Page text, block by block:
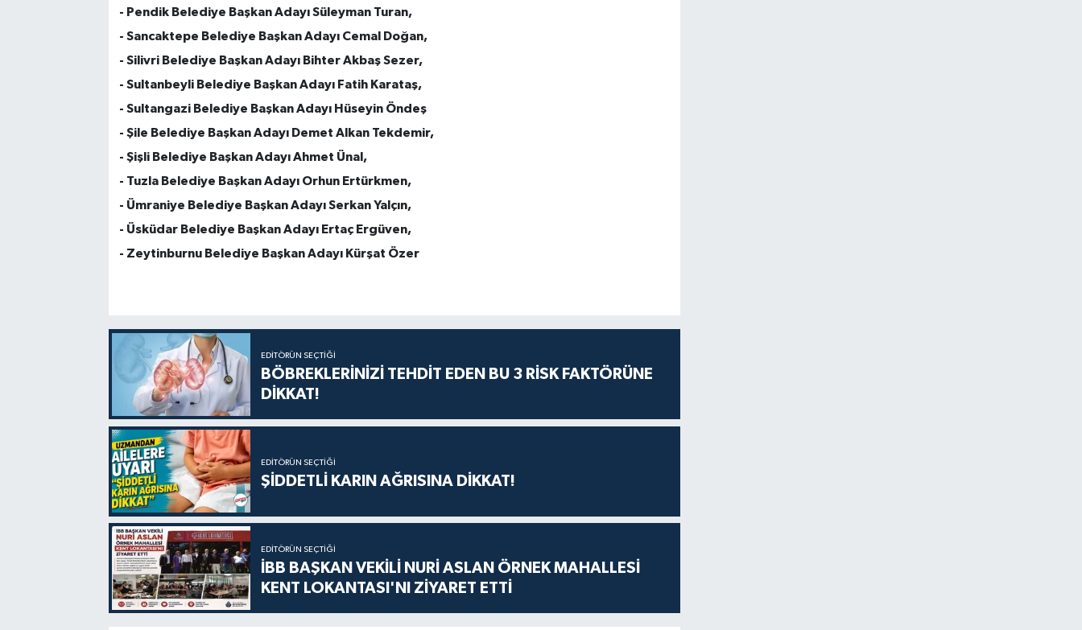
- Pendik Belediye Başkan Adayı Süleyman Turan,
- Sancaktepe Belediye Başkan Adayı Cemal Doğan,
- Silivri Belediye Başkan Adayı Bihter Akbaş Sezer,
- Sultanbeyli Belediye Başkan Adayı Fatih Karataş,
- Sultangazi Belediye Başkan Adayı Hüseyin Öndeş
- Şile Belediye Başkan Adayı Demet Alkan Tekdemir,
- Şişli Belediye Başkan Adayı Ahmet Ünal,
- Tuzla Belediye Başkan Adayı Orhun Ertürkmen,
- Ümraniye Belediye Başkan Adayı Serkan Yalçın,
- Üsküdar Belediye Başkan Adayı Ertaç Ergüven,
- Zeytinburnu Belediye Başkan Adayı Kürşat Özer
EDITÖRÜN SEÇTIĞI
BÖBREKLERİNİZİ TEHDİT EDEN BU 3 RİSK FAKTÖRÜNE
DİKKAT!
EDITÖRÜN SEÇTIĞI
ŞİDDETLİ KARIN AĞRISINA DİKKAT!
EDITÖRÜN SEÇTIĞI
İBB BAŞKAN VEKİLİ NURİ ASLAN ÖRNEK MAHALLESİ
KENT LOKANTASI'NI ZİYARET ETTİ